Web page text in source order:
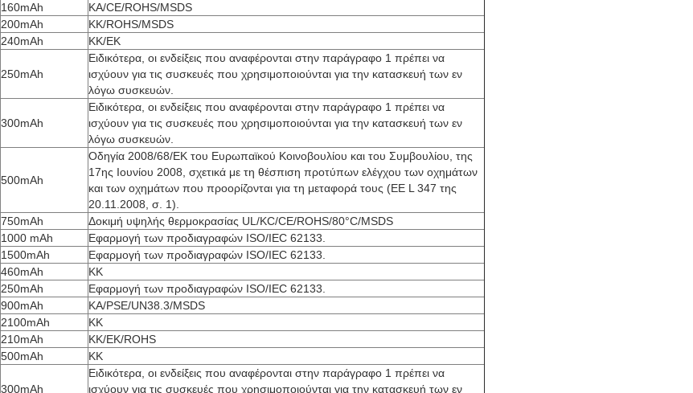
160mAh
ΚΑ/CE/ROHS/MSDS
200mAh
ΚΚ/ROHS/MSDS
240mAh ΚΚ/ΕΚ
250mAh
Ειδικότερα, οι ενδείξεις που αναφέρονται στην παράγραφο 1 πρέπει να
ισχύουν για τις συσκευές που χρησιμοποιούνται για την κατασκευή των εν
λόγω συσκευών.
300mAh
Ειδικότερα, οι ενδείξεις που αναφέρονται στην παράγραφο 1 πρέπει να
ισχύουν για τις συσκευές που χρησιμοποιούνται για την κατασκευή των εν
λόγω συσκευών.
500mAh
Οδηγία 2008/68/ΕΚ του Ευρωπαϊκού Κοινοβουλίου και του Συμβουλίου, της
17ης Ιουνίου 2008, σχετικά με τη θέσπιση προτύπων ελέγχου των οχημάτων
και των οχημάτων που προορίζονται για τη μεταφορά τους (ΕΕ L 347 της
20.11.2008, σ. 1).
750mAh
Δοκιμή υψηλής θερμοκρασίας UL/KC/CE/ROHS/80°C/MSDS
1000 mAh
Εφαρμογή των προδιαγραφών ISO/IEC 62133.
1500mAh
Εφαρμογή των προδιαγραφών ISO/IEC 62133.
460mAh
ΚΚ
250mAh
Εφαρμογή των προδιαγραφών ISO/IEC 62133.
900mAh
ΚΑ/PSE/UN38.3/MSDS
2100mAh
ΚΚ
210mAh
ΚΚ/ΕΚ/ROHS
500mAh ΚΚ
300mAh
Ειδικότερα, οι ενδείξεις που αναφέρονται στην παράγραφο 1 πρέπει να
ισχύουν για τις συσκευές που χρησιμοποιούνται για την κατασκευή των εν